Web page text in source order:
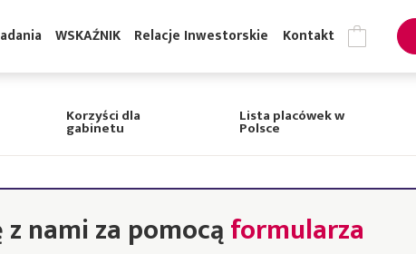
Badania WSKAŹNIK Relacje Inwestorskie Kontakt
Korzyści dla
gabinetu
Lista placówek w
Polsce
nami za pomocąformularza